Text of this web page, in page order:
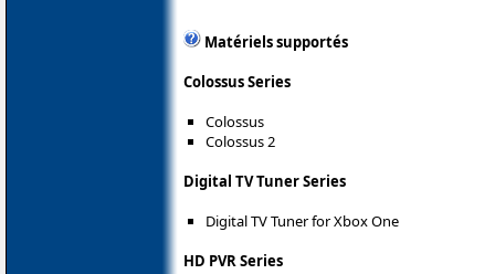
Matériels supportés
Colossus Series
Colossus
Colossus 2
Digital TV Tuner Series
Digital TV Tuner for Xbox One
HD PVR Series